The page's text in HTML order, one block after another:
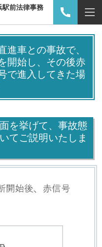
前法律事務
進車との事故で、
開始し、その後赤
で進入してきた場
を挙げて、事故態
てご説明いたしま